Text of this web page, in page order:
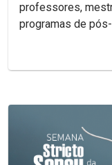
professores,
programas de